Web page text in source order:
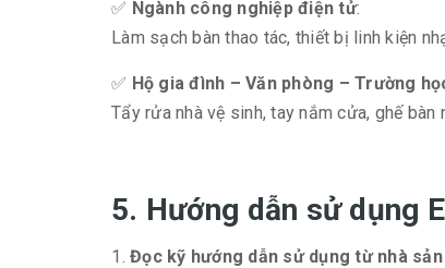
✅ Ngành công nghiệp điện tử:
Làm sạch bàn thao tác, thiết bị linh kiện
✅ Hộ gia đình – Văn phòng – Trường
Tẩy rửa nhà vệ sinh, tay nắm cửa, ghế
5. Hướng dẫn sử dụng
Đọc kỹ hướng dẫn sử dụng từ nhà